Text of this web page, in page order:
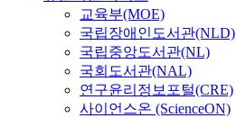
교육부(MOE)
국립장애인도서관(NLD)
국립중앙도서관(NL)
국회도서관(NAL)
연구윤리정보포털(CRE)
사이언스온 (ScienceON)